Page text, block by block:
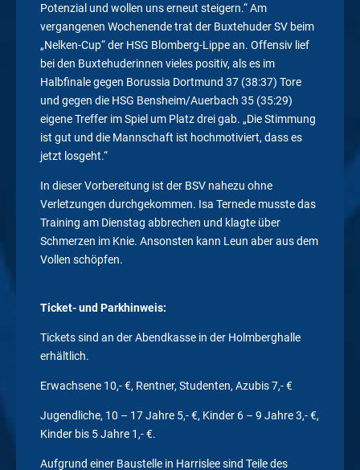
Potenzial und wollen uns erneut steigern.“ Am
vergangenen Wochenende trat der Buxtehuder SV beim
„Nelken-Cup“ der HSG Blomberg-Lippe an. Offensiv lief
bei den Buxtehuderinnen vieles positiv, als es im
Halbfinale gegen Borussia Dortmund 37 (38:37) Tore
und gegen die HSG Bensheim/Auerbach 35 (35:29)
eigene Treffer im Spiel um Platz drei gab. „Die Stimmung
ist gut und die Mannschaft ist hochmotiviert, dass es
jetzt losgeht.“
In dieser Vorbereitung ist der BSV nahezu ohne
Verletzungen durchgekommen. Isa Ternede musste das
Training am Dienstag abbrechen und klagte über
Schmerzen im Knie. Ansonsten kann Leun aber aus dem
Vollen schöpfen.
Ticket- und Parkhinweis:
Tickets sind an der Abendkasse in der Holmberghalle
erhältlich.
Erwachsene 10,- €, Rentner, Studenten, Azubis 7,- €
Jugendliche, 10 – 17 Jahre 5,- €, Kinder 6 – 9 Jahre 3,- €,
Kinder bis 5 Jahre 1,- €.
Aufgrund einer Baustelle in Harrislee sind Teile des